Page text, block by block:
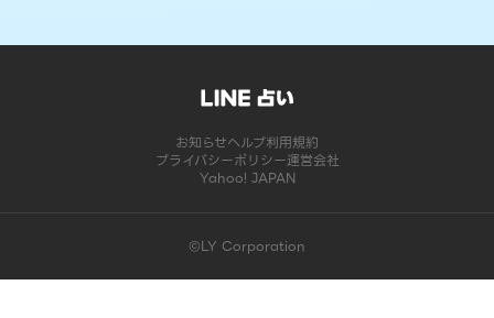
お知らせヘルプ利用規約
プライバシーポリシー運営会社
Yahoo! JAPAN
©LY Corporation
このコンテンツは掲載が終了しました | LINE占い